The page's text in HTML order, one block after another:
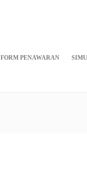
FORM PENAWARAN